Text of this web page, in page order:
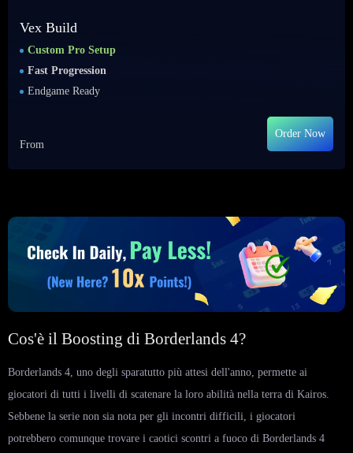
Vex Build
Custom Pro Setup
Fast Progression
Endgame Ready
From
Order Now
Cos'è il Boosting di Borderlands 4?
Borderlands 4, uno degli sparatutto più attesi dell'anno, permette ai
giocatori di tutti i livelli di scatenare la loro abilità nella terra di Kairos.
Sebbene la serie non sia nota per gli incontri difficili, i giocatori
potrebbero comunque trovare i caotici scontri a fuoco di Borderlands 4